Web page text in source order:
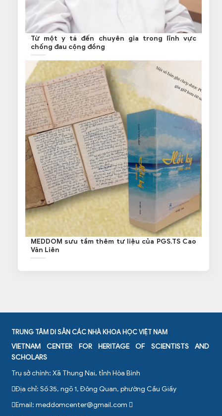
Từ một y tá đến chuyên gia trong lĩnh vực
chống đau cộng đồng
MEDDOM sưu tầm thêm tư liệu của PGS.TS Cao
Văn Liên
TRUNG TÂM DI SẢN CÁC NHÀ KHOA HỌC VIỆT NAM
VIETNAM CENTER FOR HERITAGE OF SCIENTISTS AND
SCHOLARS
Trụ sở chính: Xã Thung Nai, tỉnh Hòa Bình
Địa chỉ: Số 35, ngõ 1, Đông Quan, phường Cầu Giấy
Email: meddomcenter@gmail.com